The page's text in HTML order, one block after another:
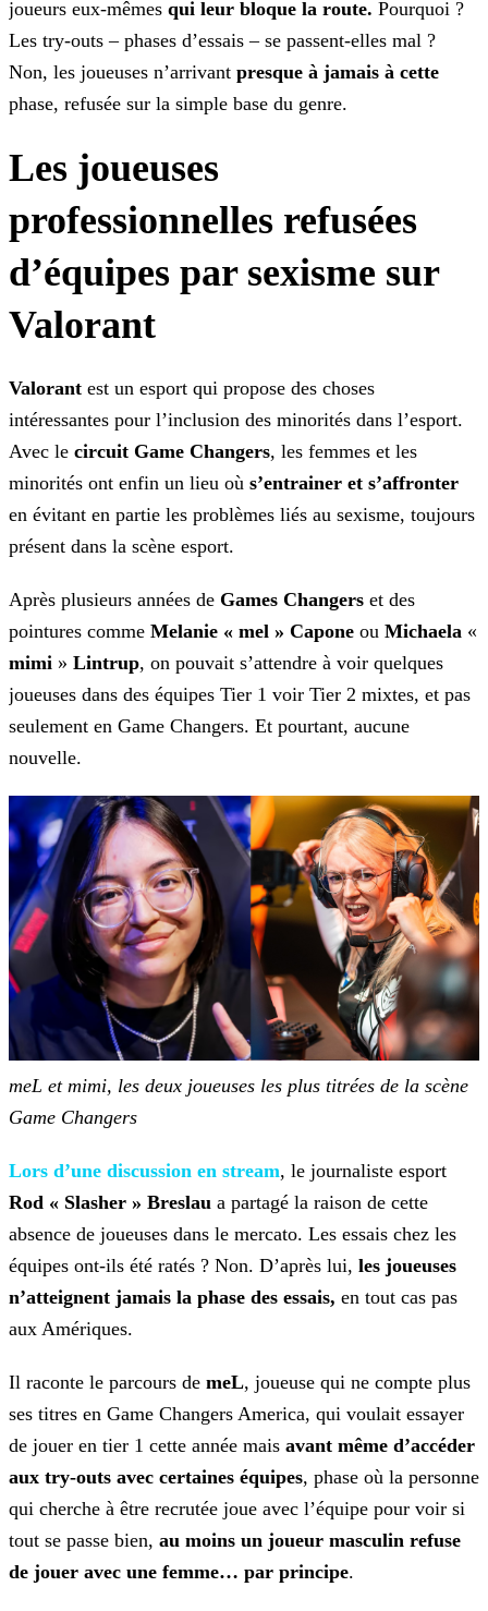
joueurs eux-mêmes qui leur bloque la route. Pourquoi ?
Les try-outs – phases d’essais – se passent-elles mal ?
Non, les joueuses n’arrivant presque à jamais à cette
phase, refusée sur la simple base du genre.
Les joueuses
professionnelles refusées
d’équipes par sexisme sur
Valorant
Valorant est un esport qui propose des choses
intéressantes pour l’inclusion des minorités dans l’esport.
Avec le circuit Game Changers, les femmes et les
minorités ont enfin un lieu où s’entrainer et s’affronter
en évitant en partie les problèmes liés au sexisme, toujours
présent dans la scène esport.
Après plusieurs années de Games Changers et des
pointures comme Melanie « mel » Capone ou Michaela «
mimi » Lintrup, on pouvait s’attendre à voir quelques
joueuses dans des équipes Tier 1 voir Tier 2 mixtes, et pas
seulement en Game Changers. Et pourtant, aucune
nouvelle.
meL et mimi, les deux joueuses les plus titrées de la scène
Game Changers
Lors d’une discussion en stream, le journaliste esport
Rod « Slasher » Breslau a partagé la raison de cette
absence de joueuses dans le mercato. Les essais chez les
équipes ont-ils été ratés ? Non. D’après lui, les joueuses
n’atteignent jamais la phase des essais, en tout cas pas
aux Amériques.
Il raconte le parcours de meL, joueuse qui ne compte plus
ses titres en Game Changers America, qui voulait essayer
de jouer en tier 1 cette année mais avant même d’accéder
aux try-outs avec certaines équipes, phase où la personne
qui cherche à être recrutée joue avec l’équipe pour voir si
tout se passe bien, au moins un joueur masculin refuse
de jouer avec une femme… par principe.